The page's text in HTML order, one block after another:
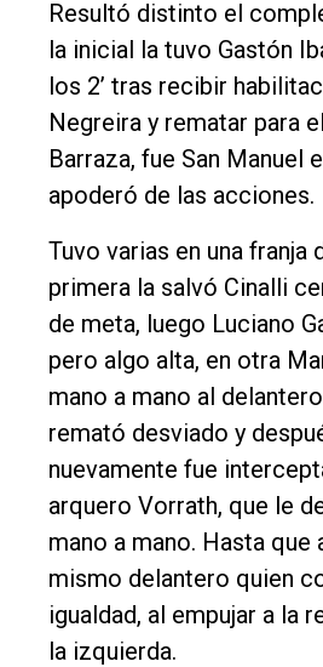
Resultó distinto el
la inicial la tuvo Gastón
los 2’ tras recibir
Negreira y rematar para
Barraza, fue San Manuel
apoderó de las acciones.
Tuvo varias en una franja
primera la salvó Cinalli
de meta, luego Luciano
pero algo alta, en otra
mano a mano al
remató desviado y
nuevamente fue
arquero Vorrath, que le
mano a mano. Hasta que
mismo delantero quien
igualdad, al empujar a la
la izquierda.